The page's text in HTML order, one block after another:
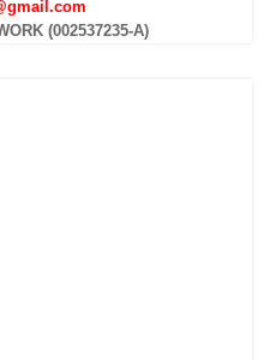
(002537235-A)